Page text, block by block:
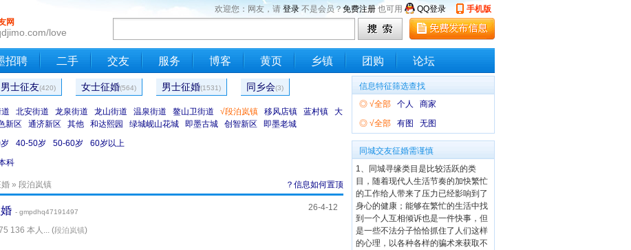
网
love
欢迎您：网友，请 登录 不是会员？免费注册 也可用 QQ登录 手机版
招聘 二手 交友 服务 博客 黄页 乡镇 团购 论坛
男士征友(420) 女士征婚(564) 男士征婚(1531) 同乡会(3)
北安街道 龙泉街道 龙山街道 温泉街道 鳌山卫街道 √段泊岚镇 移风店镇 蓝村镇
大
新区 通济新区 其他 和达熙园 绿城岘山花城 即墨古城 创智新区
即墨老城
40-50岁 50-60岁
60岁以上
科
» 段泊岚镇 ？信息如何置顶
26-4-12
- gmpdhq47191497
136 本人... (段泊岚镇)
信息特征筛选查找
◎ √全部 个人
商家
◎ √全部 有图 无图
同城交友征婚需谨慎
1、同城寻缘类目是比较活跃的类
目，随着现代人生活节奏的加快繁忙
的工作给人带来了压力已经影响到了
身心的健康；能够在繁忙的生活中找
到一个人互相倾诉也是一件快事，但
是一些不法分子恰恰抓住了人们这样
的心理，以各种各样的骗术来获取不